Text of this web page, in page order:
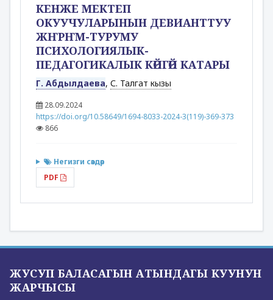
КEHЖЕ МЕКТЕП
ОКУУЧУЛАРЫНЫН ДЕВИАНТТУУ
ЖҤРҤМ-ТУРУМУ
ПСИХОЛОГИЯЛЫК-
ПЕДАГОГИКАЛЫК КӨЙГӨЙ КАТАРЫ
Г. Абдылдаева, С. Талгат кызы
28.09.2024
https://doi.org/10.58649/1694-8033-2024-3(119)-369-373
866
Негизги сөздөр
PDF
ЖУСУП БАЛАСАГЫН АТЫНДАГЫ КУУНУН
ЖАРЧЫСЫ